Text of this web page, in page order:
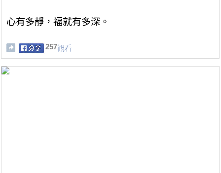
心有多靜，福就有多深。
257觀看